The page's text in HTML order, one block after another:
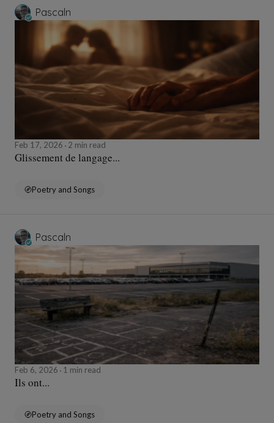
Pascaln
Feb 17, 2026 2 min read
Glissement de langage...
Poetry and Songs
Pascaln
Feb 6, 2026 1 min read
Ils ont...
Poetry and Songs